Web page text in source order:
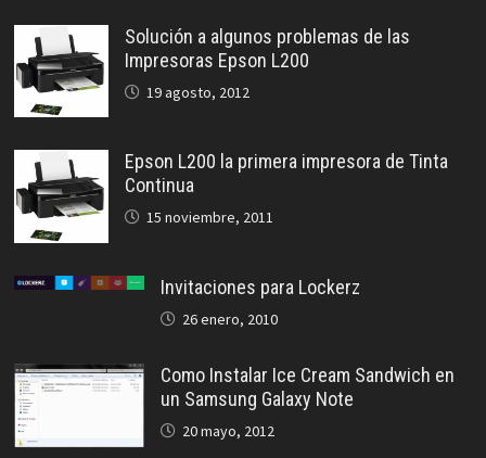
Solución a algunos problemas de las
Impresoras Epson L200
19 agosto, 2012
Epson L200 la primera impresora de Tinta
Continua
15 noviembre, 2011
Invitaciones para Lockerz
26 enero, 2010
Como Instalar Ice Cream Sandwich en
un Samsung Galaxy Note
20 mayo, 2012